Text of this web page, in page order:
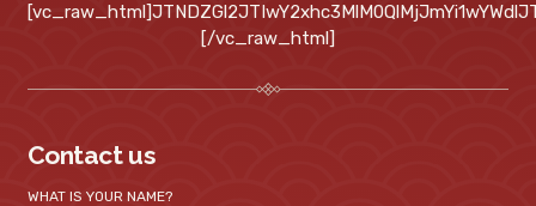
[/vc_raw_html]
Contact us
WHAT IS YOUR NAME?